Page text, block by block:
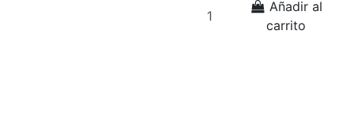
Añadir al
carrito